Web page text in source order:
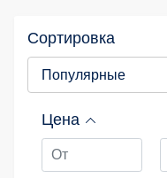
Сортировка
Популярные
Цена